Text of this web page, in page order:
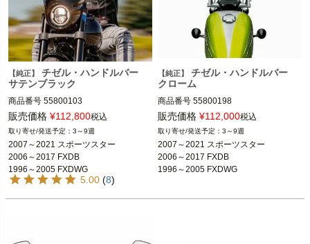
【純正】
チゼル・ハンドルバー
サテンブラック
商品番号 55800103
2007～2021 スポーツスター
2006～2017 FXDB
1996～2005 FXDWG
※XL883R、XL1200R、XR1200は不
可
Harley Davidson（ハーレー ダビッド
販売価格 ¥112,800税込
3～9週
2007～2021 スポーツスター
2006～2017 FXDB
1996～2005 FXDWG
5.00 (8)
【純正】
チゼル・ハンドルバー
クローム
商品番号 55800198
2007～2021 スポーツスター
2006～2017 FXDB
1996～2005 FXDWG
※XL883R、XL1200R、XR1200は不
可
Harley Davidson（ハーレー ダビッド
販売価格 ¥112,000税込
3～9週
2007～2021 スポーツスター
2006～2017 FXDB
1996～2005 FXDWG